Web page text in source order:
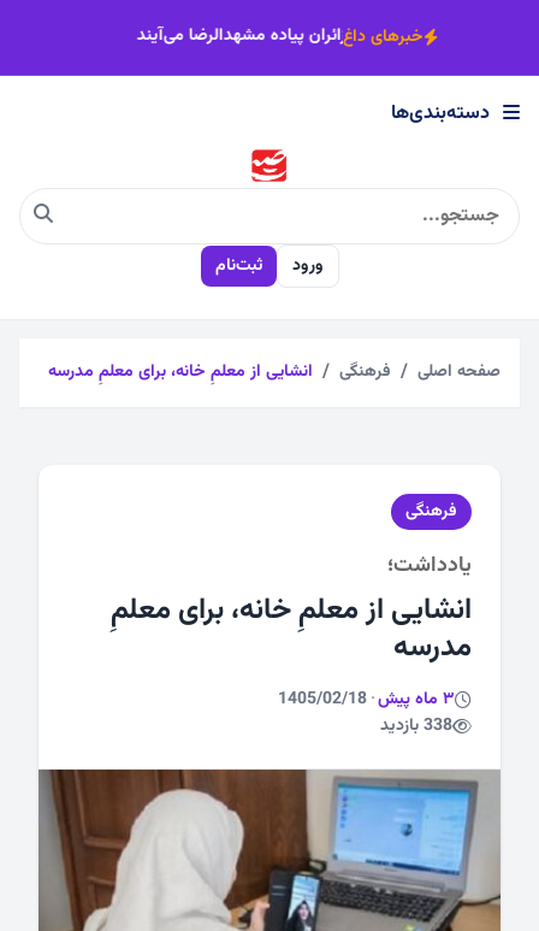
×
دسته‌بندی‌ها
اجتماعی
چندرسانه
فرهنگی
ورزشی
خبرهای داغپیاده می‌شود اصناف خراسان رضوی پای‌کار زائران پیاده مشهدالرضا
دسته‌بندی‌ها
ورود ثبت‌نام
صفحه اصلی فرهنگی انشایی از معلمِ خانه، برای معلمِ مدرسه
فرهنگی
یادداشت؛
انشایی از معلمِ خانه، برای معلمِ
مدرسه
3 ماه پیش ·
1405/02/18
338 بازدید